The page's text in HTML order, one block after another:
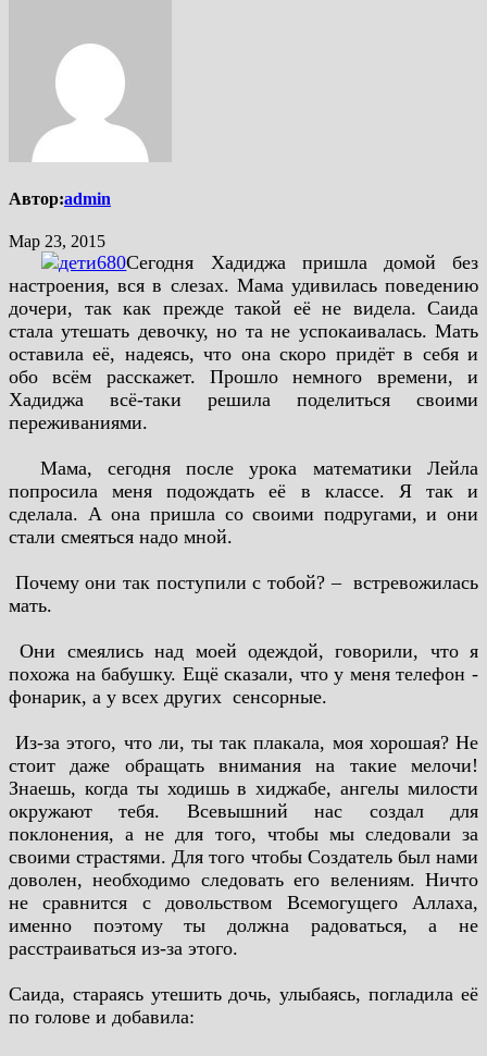
Автор:admin
Мар 23, 2015
Сегодня Хадиджа пришла домой без
настроения, вся в слезах. Мама удивилась поведению
дочери, так как прежде такой её не видела. Саида
стала утешать девочку, но та не успокаивалась. Мать
оставила её, надеясь, что она скоро придёт в себя и
обо всём расскажет. Прошло немного времени, и
Хадиджа всё­-таки решила поделиться своими
переживаниями.
­ Мама, сегодня после урока математики Лейла
попросила меня подождать её в классе. Я так и
сделала. А она пришла со своими подругами, и они
стали смеяться надо мной.
­ Почему они так поступили с тобой? – встревожилась
мать.
­
Они смеялись над моей одеждой, говорили, что я
похожа на бабушку. Ещё сказали, что у меня телефон ­
фонарик, а у всех других ­ сенсорные.
­ Из-­за этого, что ли, ты так плакала, моя хорошая? Не
стоит даже обращать внимания на такие мелочи!
Знаешь, когда ты ходишь в хиджабе, ангелы милости
окружают тебя. Всевышний нас создал для
поклонения, а не для того, чтобы мы следовали за
своими страстями. Для того чтобы Создатель был нами
доволен, необходимо следовать его велениям. Ничто
не сравнится с довольством Всемогущего Аллаха,
именно поэтому ты должна радоваться, а не
расстраиваться из-­за этого.
Саида, стараясь утешить дочь, улыбаясь, погладила её
по голове и добавила: